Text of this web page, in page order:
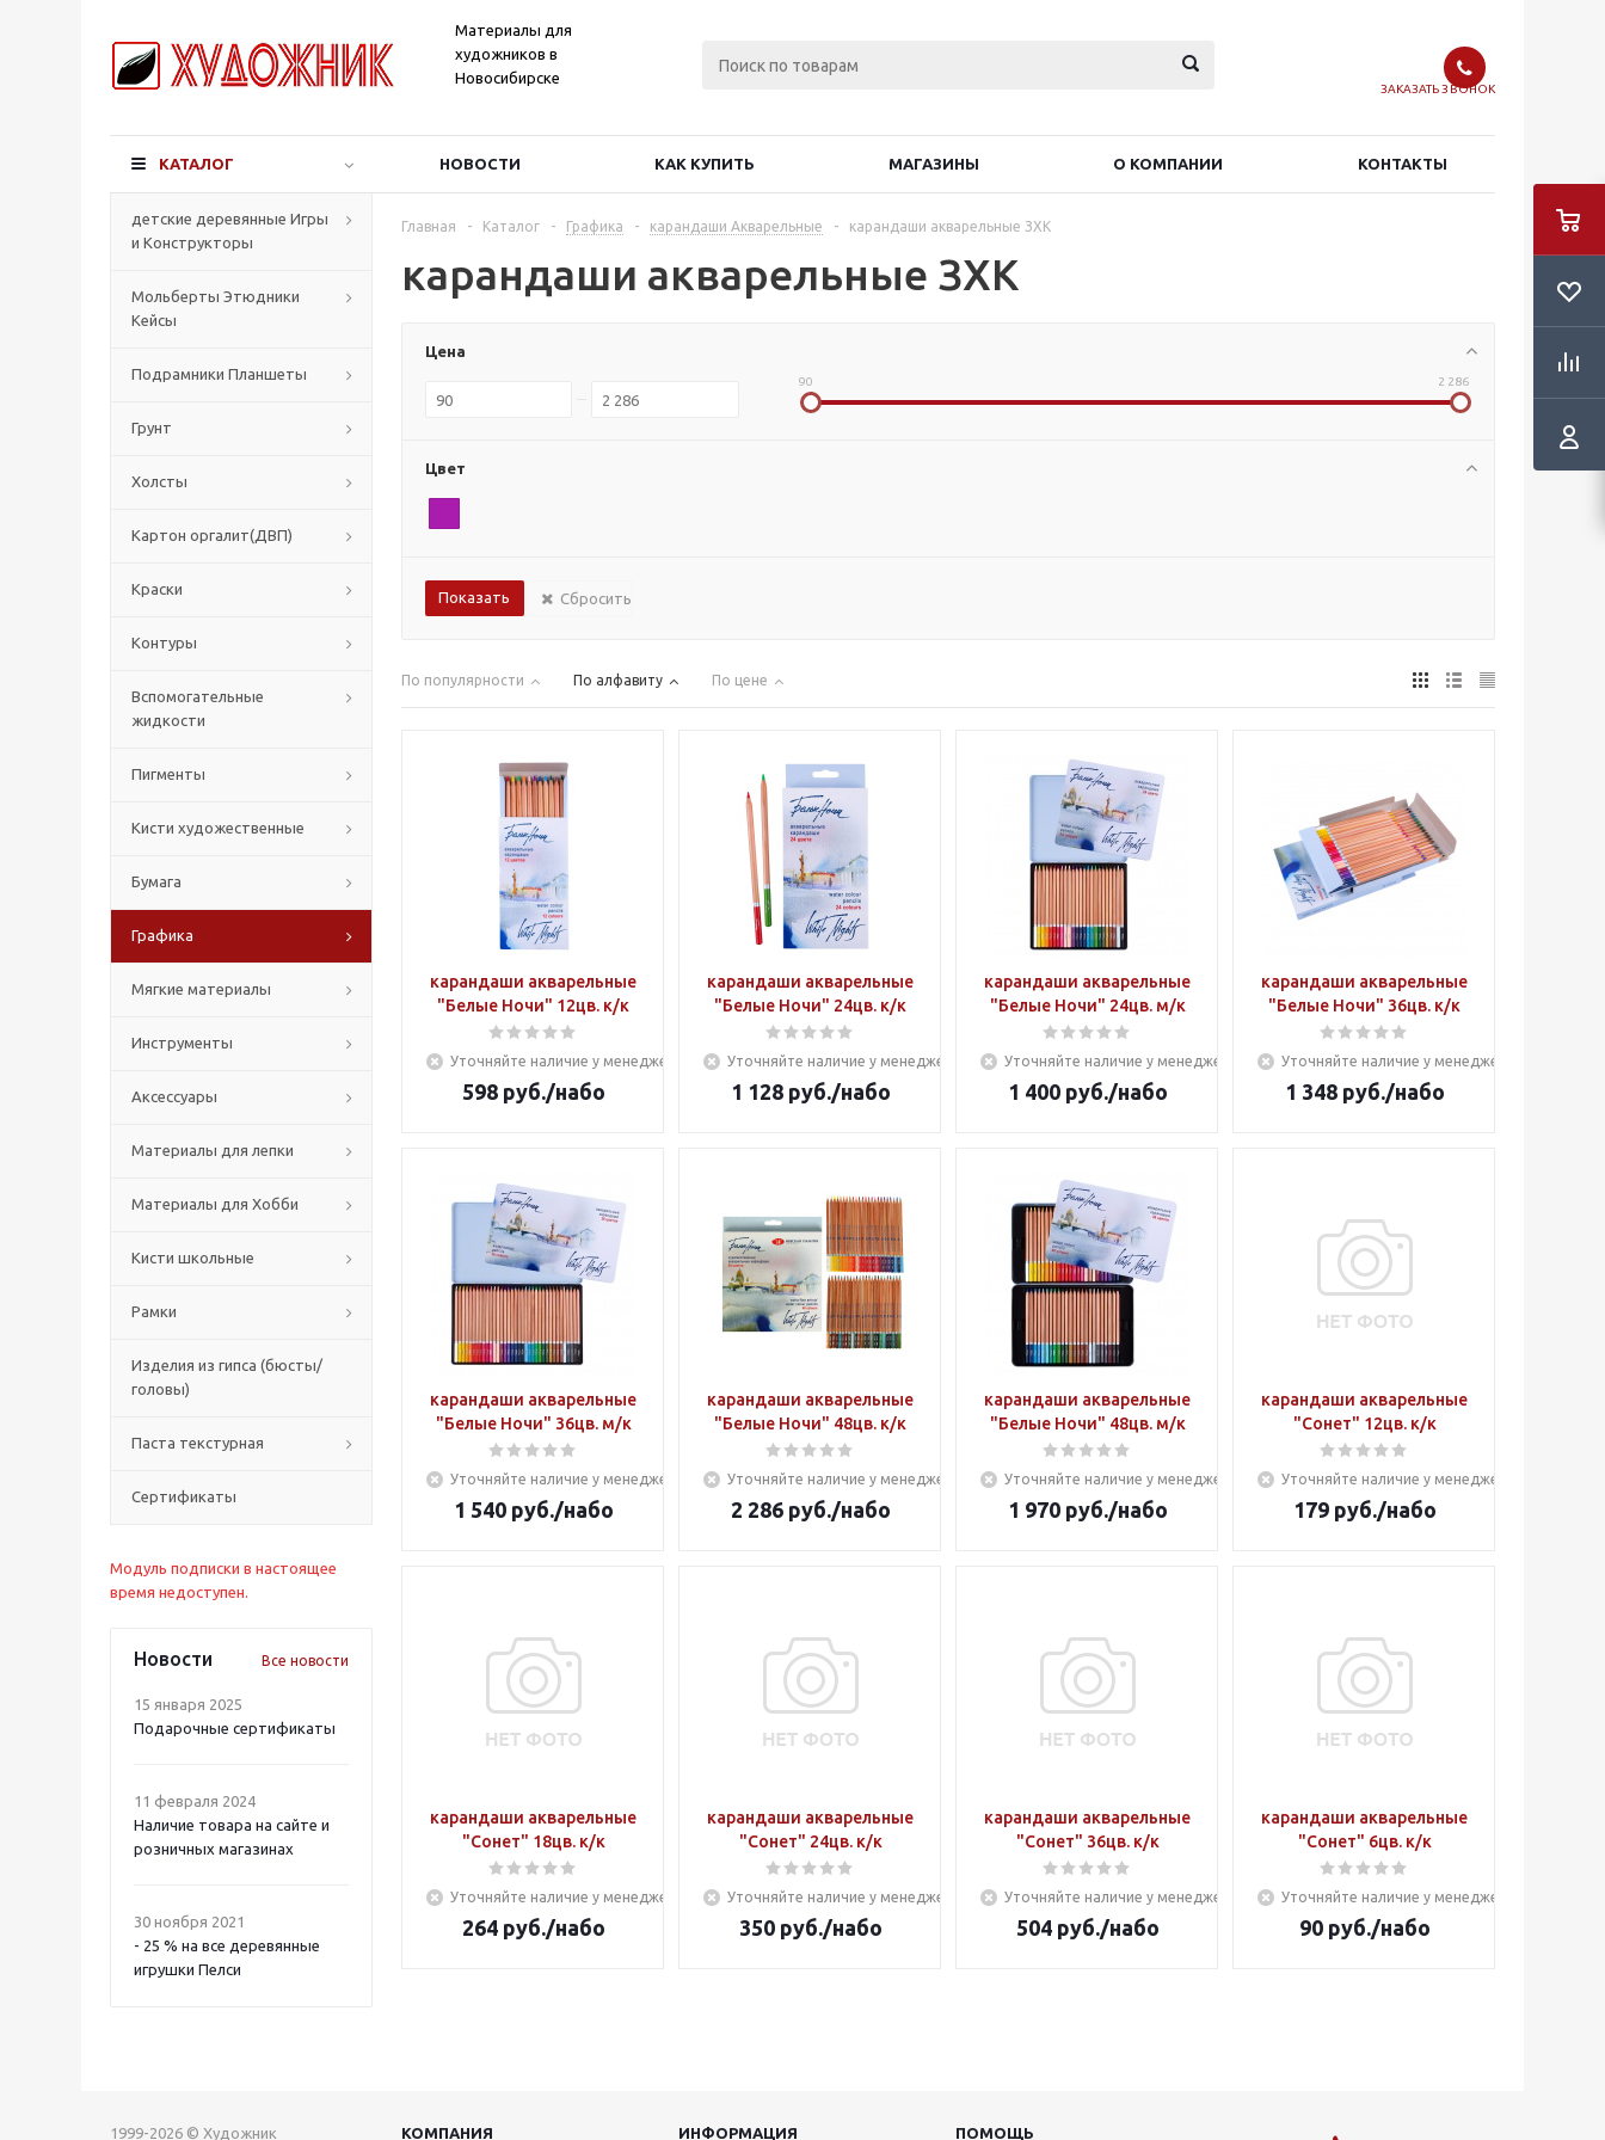
Материалы для
художников в
Новосибирске
ЗАКАЗАТЬ ЗВОНОК
КАТАЛОГ НОВОСТИ КАК КУПИТЬ МАГАЗИНЫ О КОМПАНИИ КОНТАКТЫ
детские деревянные Игры
и Конструкторы
Мольберты Этюдники
Кейсы
Подрамники Планшеты
Грунт
Холсты
Картон оргалит(ДВП)
Краски
Контуры
Вспомогательные
жидкости
Пигменты
Кисти художественные
Бумага
Графика
Мягкие материалы
Инструменты
Аксессуары
Материалы для лепки
Материалы для Хобби
Кисти школьные
Рамки
Изделия из гипса (бюсты/
головы)
Паста текстурная
Сертификаты
Модуль подписки в настоящее
время недоступен.
Новости Все новости
15 января 2025
Подарочные сертификаты
11 февраля 2024
Наличие товара на сайте и
розничных магазинах
30 ноября 2021
- 25 % на все деревянные
игрушки Пелси
Главная - Каталог - Графика - карандаши Акварельные - карандаши акварельные ЗХК
карандаши акварельные ЗХК
Цена
90 2 286
Цвет
Сбросить
По популярности По алфавиту По цене
карандаши акварельные
"Белые Ночи" 12цв. к/к
Уточняйте наличие у менеджера
598руб./набо
карандаши акварельные
"Белые Ночи" 24цв. к/к
Уточняйте наличие у менеджера
1 128руб./набо
карандаши акварельные
"Белые Ночи" 24цв. м/к
Уточняйте наличие у менеджера
1 400руб./набо
карандаши акварельные
"Белые Ночи" 36цв. к/к
Уточняйте наличие у менеджера
1 348руб./набо
карандаши акварельные
"Белые Ночи" 36цв. м/к
Уточняйте наличие у менеджера
1 540руб./набо
карандаши акварельные
"Белые Ночи" 48цв. к/к
Уточняйте наличие у менеджера
2 286руб./набо
карандаши акварельные
"Белые Ночи" 48цв. м/к
Уточняйте наличие у менеджера
1 970руб./набо
карандаши акварельные
"Сонет" 12цв. к/к
Уточняйте наличие у менеджера
179руб./набо
карандаши акварельные
"Сонет" 18цв. к/к
Уточняйте наличие у менеджера
264руб./набо
карандаши акварельные
"Сонет" 24цв. к/к
Уточняйте наличие у менеджера
350руб./набо
карандаши акварельные
"Сонет" 36цв. к/к
Уточняйте наличие у менеджера
504руб./набо
карандаши акварельные
"Сонет" 6цв. к/к
Уточняйте наличие у менеджера
90руб./набо
1999-2026 © Художник КОМПАНИЯ ИНФОРМАЦИЯ ПОМОЩЬ